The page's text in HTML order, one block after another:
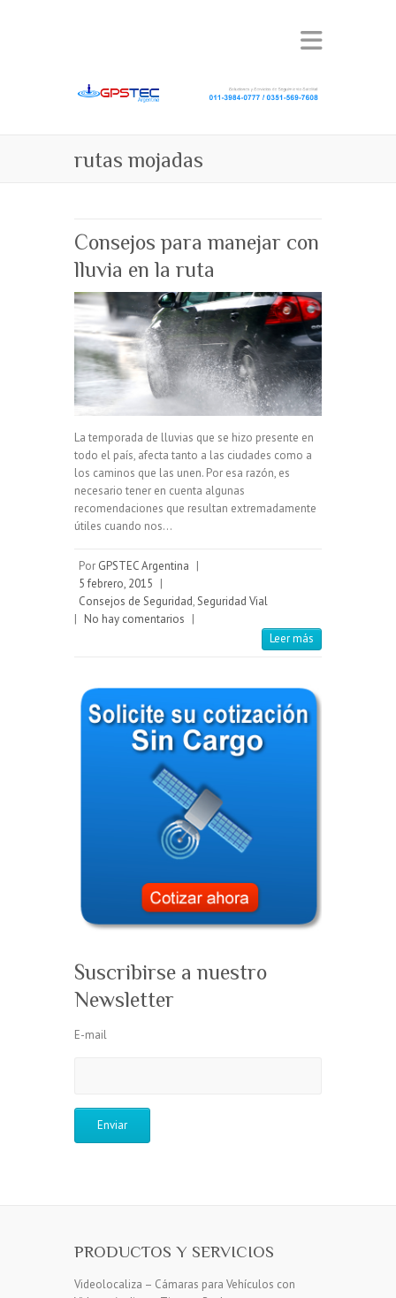
rutas mojadas
Consejos para manejar con
lluvia en la ruta
La temporada de lluvias que se hizo presente en
todo el país, afecta tanto a las ciudades como a
los caminos que las unen. Por esa razón, es
necesario tener en cuenta algunas
recomendaciones que resultan extremadamente
útiles cuando nos…
Por GPSTEC Argentina |
5 febrero, 2015 |
Consejos de Seguridad,Seguridad Vial
| No hay comentarios |
Leer más
Suscribirse a nuestro
Newsletter
E-mail
PRODUCTOS Y SERVICIOS
Videolocaliza – Cámaras para Vehículos con